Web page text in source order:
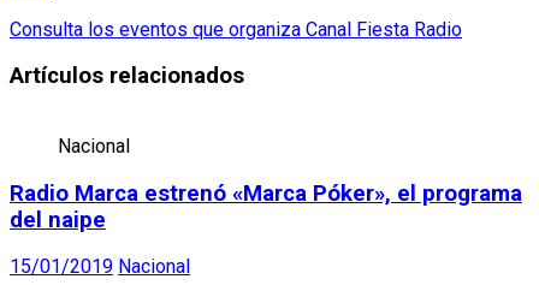
Consulta los eventos que organiza Canal Fiesta Radio
Artículos relacionados
Nacional
Radio Marca estrenó «Marca Póker», el programa
del naipe
15/01/2019 Nacional